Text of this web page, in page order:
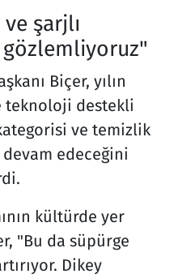
şarjlı
Biçer, yılın
teknoloji destekli
ve temizlik
edeceğini
kültürde yer
"Bu da süpürge
Dikey